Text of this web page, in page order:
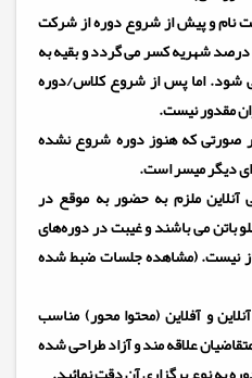
نام و پیش از شروع دوره از شرکت
در کلاس منصرف شود، 20 درصد شهریه کسر می گردد و بقیه به
می شود. اما پس از شروع کلاس/دوره
مقدور نیست.
صورتی که هنوز دوره شروع نشده
ای دیگر میسر است.
آنلاین ملزم به حضور به موقع در
باتن می باشند و غیبت در دوره‌های
4 ساعت مجاز نیست. (مشاهده جلسات ضبط شده
و آفلاین (محتوا محور) مناسب
علاقه مند و آزاد طراحی شده